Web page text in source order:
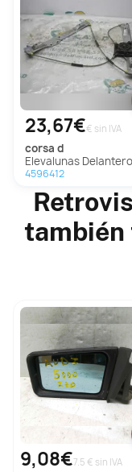
23,67€€ sin IVA
corsa d
Elevalunas Delantero Derecho Para
4596412
también
9,08€7.5 € sin IVA